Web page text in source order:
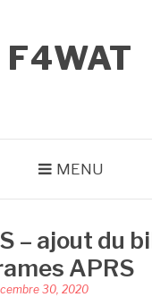
F4WAT
MENU
– ajout du
APRS
30, 2020